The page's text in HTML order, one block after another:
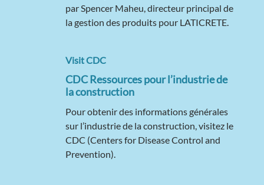
par Spencer Maheu, directeur principal de
la gestion des produits pour LATICRETE.
Visit CDC
CDC Ressources pour l’industrie de
la construction
Pour obtenir des informations générales
sur l’industrie de la construction, visitez le
CDC (Centers for Disease Control and
Prevention).